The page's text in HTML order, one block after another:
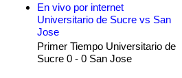
En vivo por internet
Universitario de Sucre vs San
Jose
Primer Tiempo Universitario de
Sucre 0 - 0 San Jose